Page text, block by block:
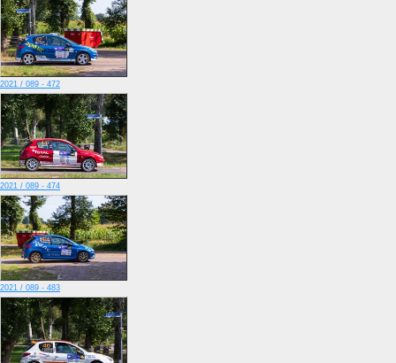
2021 / 089 - 472
2021 / 089 - 474
2021 / 089 - 483